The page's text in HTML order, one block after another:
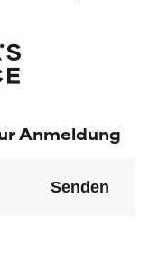
zu
zu
Anmeldung
Senden